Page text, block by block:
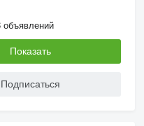
объявлений
Показать
Подписаться